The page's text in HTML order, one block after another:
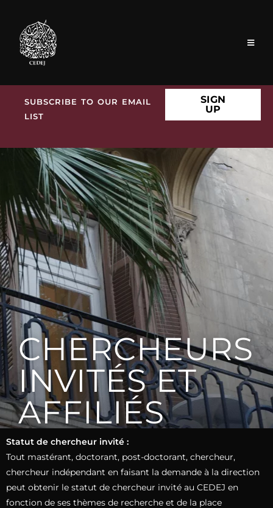
SUBSCRIBE TO OUR EMAIL
LIST
SIGN
UP
CHERCHEURS
INVITÉS ET
AFFILIÉS
Statut de chercheur invité :
Tout mastérant, doctorant, post-doctorant, chercheur,
chercheur indépendant en faisant la demande à la direction
peut obtenir le statut de chercheur invité au CEDEJ en
fonction de ses thèmes de recherche et de la place